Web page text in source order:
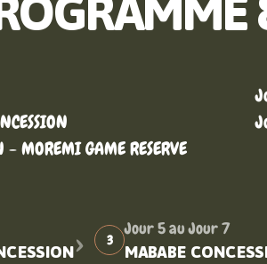
MOREMI GAME RESERVE
› 3
Jour 5 au Jour 7
MABABE